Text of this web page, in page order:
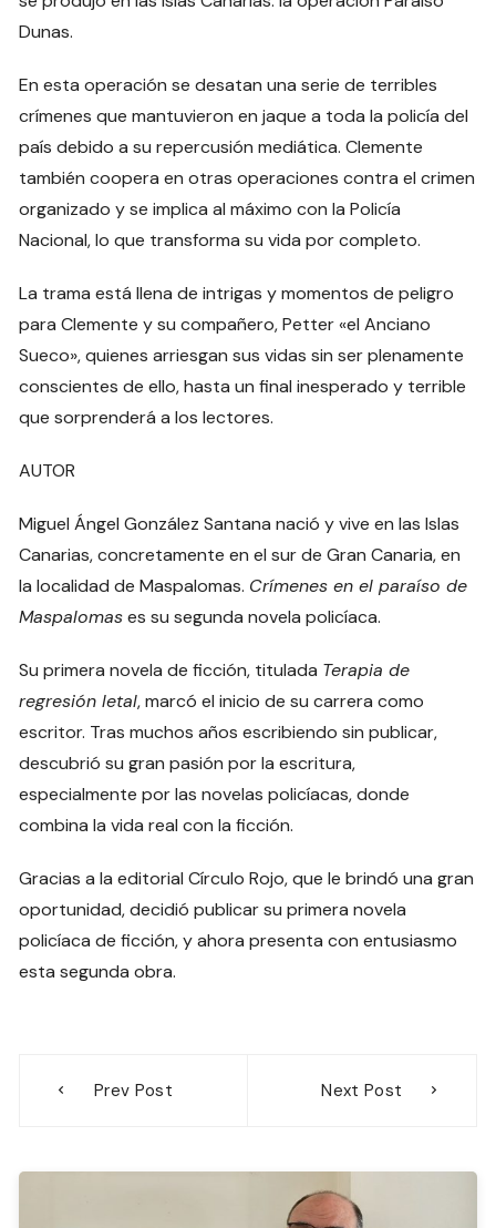
Dunas.
En esta operación se desatan una serie de terribles
crímenes que mantuvieron en jaque a toda la policía del
país debido a su repercusión mediática. Clemente
también coopera en otras operaciones contra el crimen
organizado y se implica al máximo con la Policía
Nacional, lo que transforma su vida por completo.
La trama está llena de intrigas y momentos de peligro
para Clemente y su compañero, Petter «el Anciano
Sueco», quienes arriesgan sus vidas sin ser plenamente
conscientes de ello, hasta un final inesperado y terrible
que sorprenderá a los lectores.
AUTOR
Miguel Ángel González Santana nació y vive en las Islas
Canarias, concretamente en el sur de Gran Canaria, en
la localidad de Maspalomas. Crímenes en el paraíso de
Maspalomases su segunda novela policíaca.
Su primera novela de ficción, titulada Terapia de
regresión letal, marcó el inicio de su carrera como
escritor. Tras muchos años escribiendo sin publicar,
descubrió su gran pasión por la escritura,
especialmente por las novelas policíacas, donde
combina la vida real con la ficción.
Gracias a la editorial Círculo Rojo, que le brindó una gran
oportunidad, decidió publicar su primera novela
policíaca de ficción, y ahora presenta con entusiasmo
esta segunda obra.
Prev Post Next Post